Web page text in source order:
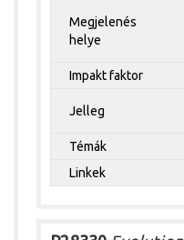
Megjelenés
helye
Impakt faktor
Jelleg
Témák
Linkek